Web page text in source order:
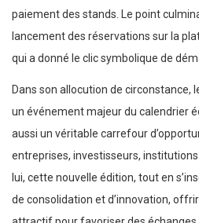
paiement des stands. Le point
lancement des réservations sur la
qui a donné le clic symbolique de
Dans son allocution de circonstance,
un événement majeur du calendrier
aussi un véritable carrefour
entreprises, investisseurs,
lui, cette nouvelle édition, tout en
de consolidation et d’innovation,